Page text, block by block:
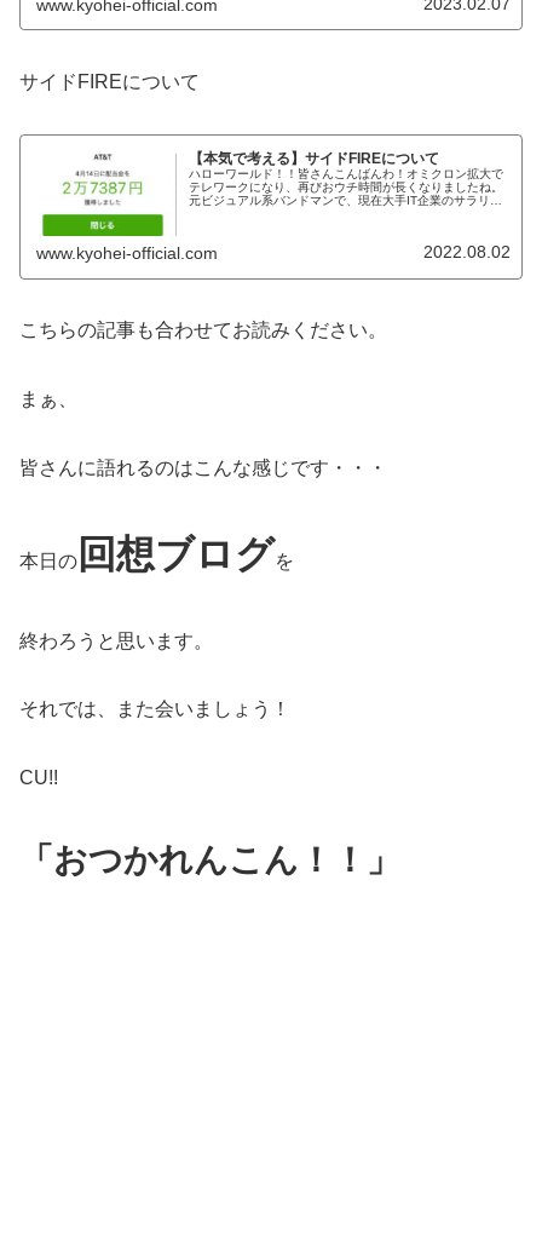
www.kyohei-official.com
サイドFIREについて
【本気で考える】サイドFIREについて
ハローワールド！！皆さんこんばんわ！オミクロン拡大で
テレワークになり、再びおウチ時間が長くなりましたね。
元ビジュアル系バンドマンで、現在大手IT企業のサラリー
www.kyohei-official.com 2022.08.02
こちらの記事も合わせてお読みください。
まぁ、
皆さんに語れるのはこんな感じです・・・
本日の 回想ブログを
終わろうと思います。
それでは、また会いましょう！
CU!!
「おつかれんこん！！」